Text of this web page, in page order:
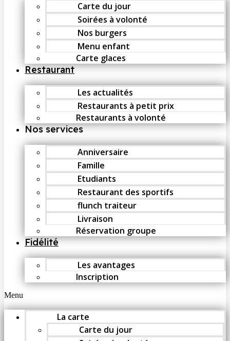
Carte du jour
Soirées à volonté
Nos burgers
Menu enfant
Carte glaces
Restaurant
Les actualités
Restaurants à petit prix
Restaurants à volonté
Nos services
Anniversaire
Famille
Etudiants
Restaurant des sportifs
flunch traiteur
Livraison
Réservation groupe
Fidélité
Les avantages
Inscription
Menu
La carte
Carte du jour